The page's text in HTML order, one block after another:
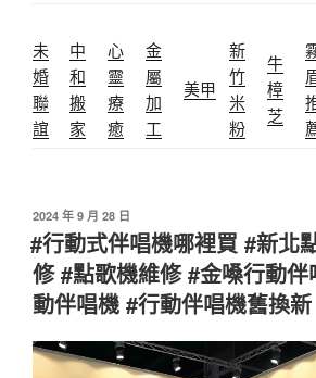
未
婚
聯
誼
中
和
搬
家
心
靈
療
癒
金
屬
加
工
美甲
新
竹
米
粉
牛
樟
芝
發
佈
於
2024 年 9 月 28 日
#行動式伴唱機哪裡買 #新北
修 #點歌機維修 #金嗓行動
動伴唱機 #行動伴唱機舊換新